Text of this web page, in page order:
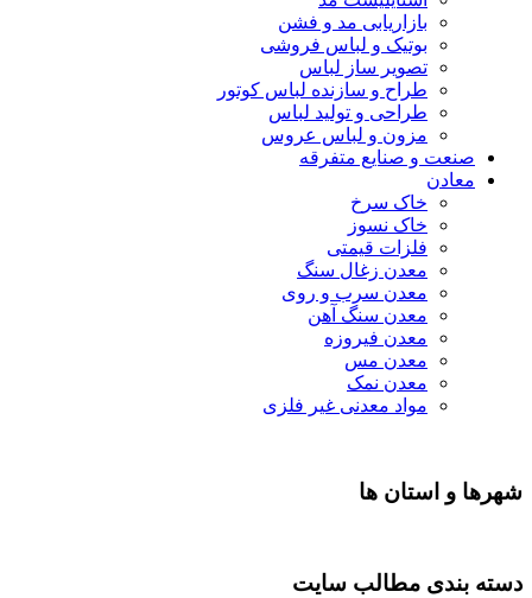
بازاریابی مد و فشن
بوتیک و لباس فروشی
تصویر ساز لباس
طراح و سازنده لباس کوتور
طراحی و تولید لباس
مزون و لباس عروس
صنعت و صنایع متفرقه
معادن
خاک سرخ
خاک نسوز
فلزات قیمتی
معدن زغال سنگ
معدن سرب و روی
معدن سنگ آهن
معدن فیروزه
معدن مس
معدن نمک
مواد معدنی غیر فلزی
شهرها و استان ها
دسته بندی مطالب سایت